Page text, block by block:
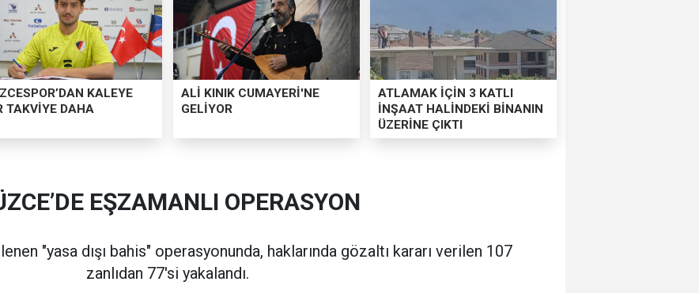
GERÇEKLEŞTİRİLDİ
KALEYE
TAKVİYE DAHA
ALİ KINIK CUMAYERİ'NE
GELİYOR
ATLAMAK İÇİN 3 KATLI
İNŞAAT HALİNDEKİ BİNANIN
ÜZERİNE ÇIKTI
EŞZAMANLI OPERASYON
"yasa dışı bahis" operasyonunda, haklarında gözaltı kararı verilen 107
zanlıdan 77'si yakalandı.